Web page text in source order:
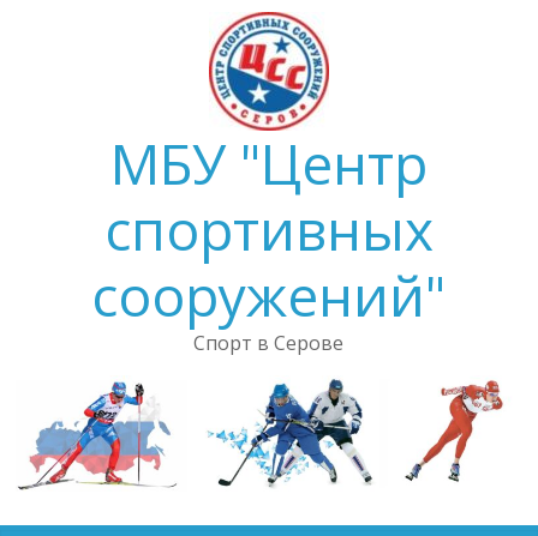
МБУ "Центр
спортивных
сооружений"
Спорт в Серове